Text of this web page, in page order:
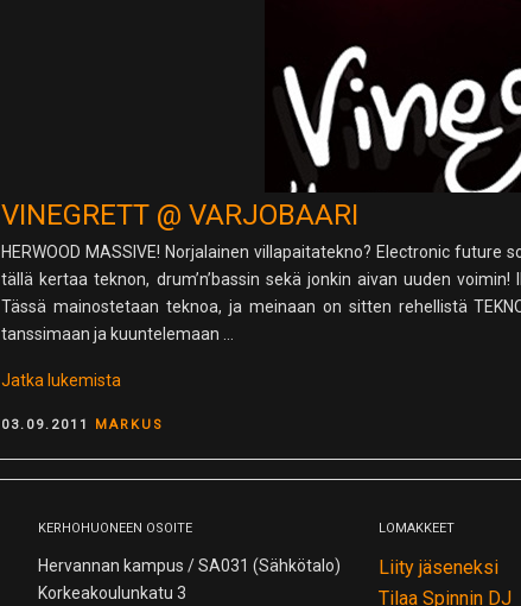
VINEGRETT @ VARJOBAARI
HERWOOD MASSIVE! Norjalainen villapaitatekno? Electronic
tällä kertaa teknon, drum’n’bassin sekä jonkin aivan uuden
Tässä mainostetaan teknoa, ja meinaan on sitten rehellistä
tanssimaan ja kuuntelemaan …
Jatka lukemista
Varjobaari”
POSTED
03.09.2011 MARKUS
KERHOHUONEEN OSOITE
Hervannan kampus / SA031 (Sähkötalo)
Korkeakoulunkatu 3
LOMAKKEET
Liity jäseneksi
Tilaa Spinnin DJ